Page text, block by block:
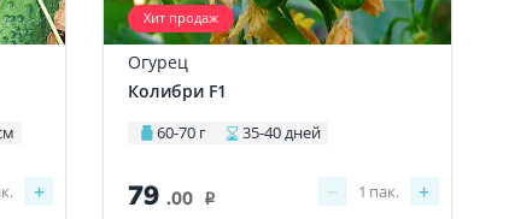
+
Хит продаж
Огурец
Колибри F1
60-70 г 35-40 дней
79.00 i − +
1 пак.